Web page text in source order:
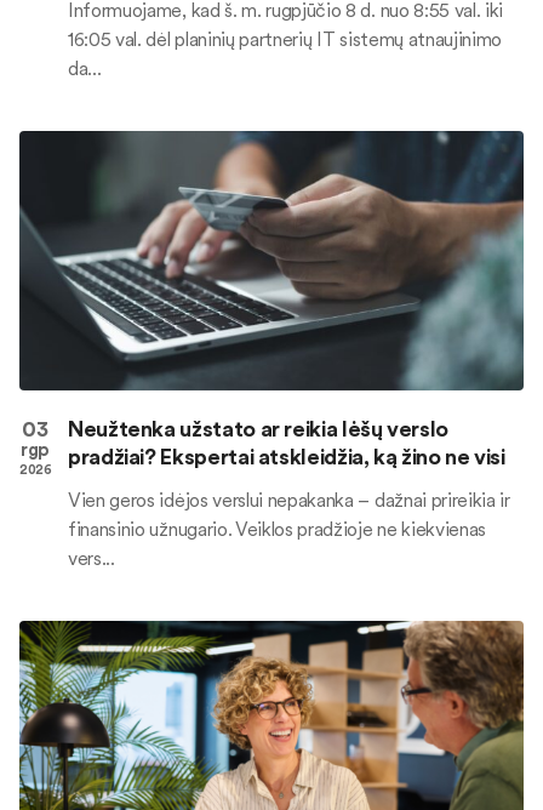
Informuojame, kad š. m. rugpjūčio 8 d. nuo 8:55 val. iki
16:05 val. dėl planinių partnerių IT sistemų atnaujinimo
da...
03
rgp
2026
Neužtenka užstato ar reikia lėšų verslo
pradžiai? Ekspertai atskleidžia, ką žino ne visi
Vien geros idėjos verslui nepakanka – dažnai prireikia ir
finansinio užnugario. Veiklos pradžioje ne kiekvienas
vers...